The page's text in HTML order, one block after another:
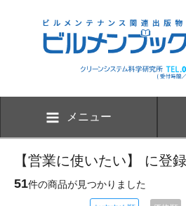
メニュー
【営業に使いたい】 に登
51件の商品が見つかりました